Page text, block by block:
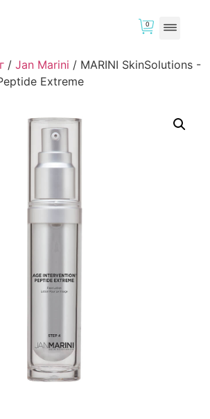
0
/ Jan Marini / MARINI SkinSolutions -
Extreme